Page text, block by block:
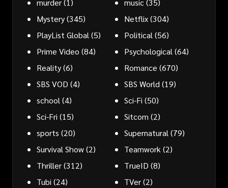
murder(1) music(35)
Mystery(345) Netflix(304)
PlayList Global (5) Political (56)
Prime Video (84) Psychological (64)
Reality(6) Romance (670)
SBS VOD (4) SBS World (19)
school (4) Sci-Fi (50)
Sci-Fri (15) Sitcom (2)
sports (20) Supernatural (79)
Survival Show(2) Teamwork (2)
Thriller(312) TrueID (8)
Tubi (24) TVer(2)